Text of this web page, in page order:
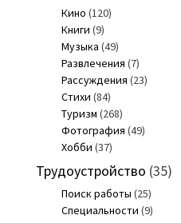
Кино (120)
Книги (9)
Музыка (49)
Развлечения (7)
Рассуждения (23)
Стихи (84)
Туризм (268)
Фотография (49)
Хобби (37)
Трудоустройство (35)
Поиск работы (25)
Специальности (9)